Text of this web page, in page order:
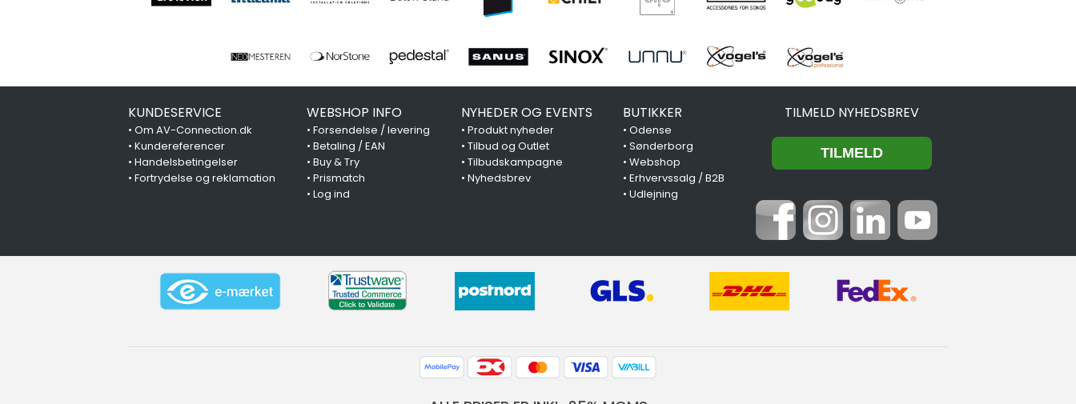
KUNDESERVICE
• Om AV-Connection.dk
• Kundereferencer
• Handelsbetingelser
• Fortrydelse og reklamation
WEBSHOP INFO
• Forsendelse / levering
• Betaling / EAN
• Buy & Try
• Prismatch
• Log ind
NYHEDER OG EVENTS
• Produkt nyheder
• Tilbud og Outlet
• Tilbudskampagne
• Nyhedsbrev
BUTIKKER
•Odense
•Sønderborg
•Webshop
•Erhvervssalg / B2B
•Udlejning
TILMELD NYHEDSBREV